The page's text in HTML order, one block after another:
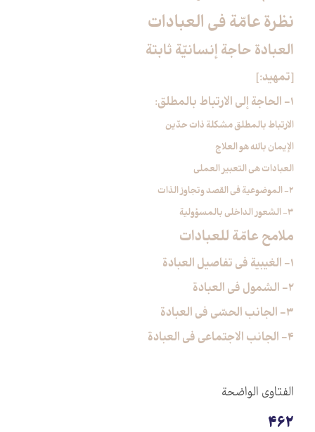
نظرة عامّة في العبادات‏
العبادة حاجة إنسانيّة ثابتة
[تمهيد:]
1- الحاجة إلى الارتباط بالمطلق:
الارتباط بالمطلق مشكلة ذات حدّين
الإيمان بالله هو العلاج
العبادات هي التعبير العملي
2- الموضوعية في القصد وتجاوز الذات
3- الشعور الداخلي بالمسؤولية
ملامح عامّة للعبادات
1- الغيبية في تفاصيل العبادة
2- الشمول في العبادة
3- الجانب الحسّي في العبادة
4- الجانب الاجتماعي في العبادة
الفتاوی الواضحة
462